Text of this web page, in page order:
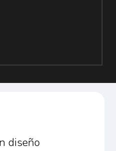
diseño